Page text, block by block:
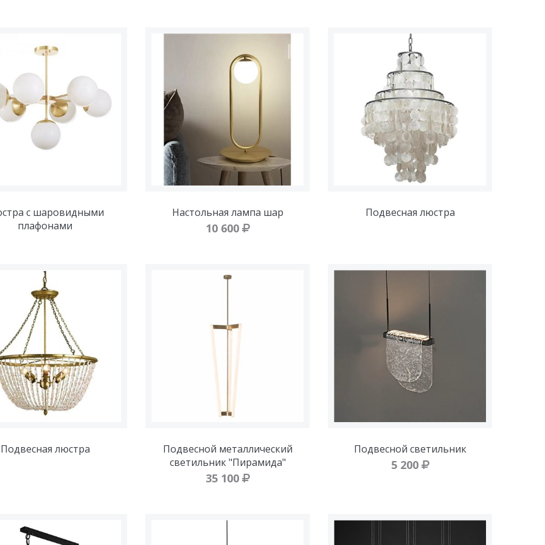
с шаровидными
плафонами
Настольная лампа шар
10 600
Подвесная люстра
Подвесная люстра
Подвесной металлический
светильник "Пирамида"
35 100
Подвесной светильник
5 200